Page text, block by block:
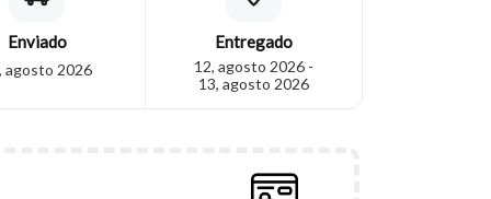
Enviado
agosto 2026
Entregado
12, agosto 2026 -
13, agosto 2026